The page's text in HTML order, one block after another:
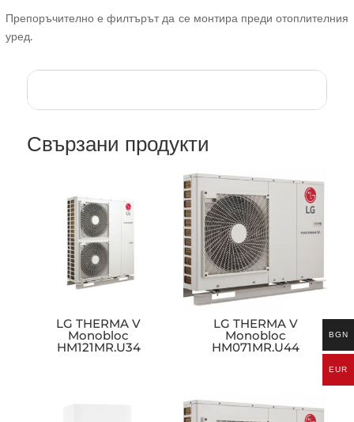
Препоръчително е филтърът да се монтира преди отоплителния
уред.
Свързани продукти
LG THERMA V
Monobloc
HM121MR.U34
LG THERMA V
Monobloc
HM071MR.U44
BGN
EUR